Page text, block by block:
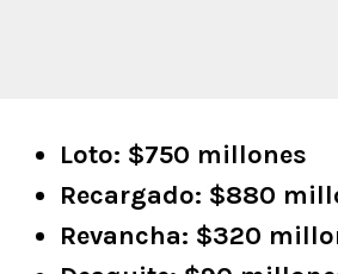
Loto: $750 millones
Recargado: $880
Revancha: $320